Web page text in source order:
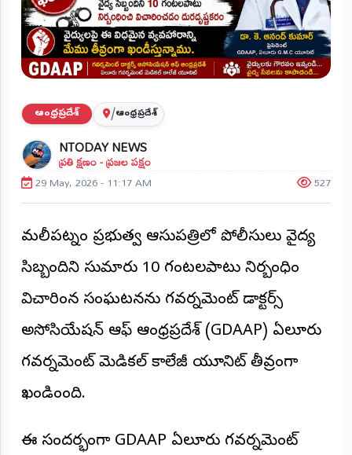
ప్రాంతీయ
వార్తలు
(STATE)
తెలంగాణ
ఆంధ్రప్రదేశ్
ప్రధాన
విభాగాలు
(MAIN)
భక్తి
క్రీడలు
జాతీయం
అంతర్జాతీయం
ఆంధ్రప్రదేశ్ /ఆంధ్రప్రదేశ్
NTODAY NEWS
ప్రతి క్షణం - ప్రజల పక్షం
29 May, 2026 - 11:17 AM 527
మచిలీపట్నం ప్రభుత్వ ఆసుపత్రిలో పోలీసులు వైద్య
సిబ్బందిని సుమారు 10 గంటలపాటు నిర్బంధించి
విచారించిన సంఘటనను గవర్నమెంట్ డాక్టర్స్
అసోసియేషన్ ఆఫ్ ఆంధ్రప్రదేశ్ (GDAAP) ఏలూరు
గవర్నమెంట్ మెడికల్ కాలేజీ యూనిట్ తీవ్రంగా
ఖండించింది.
ఈ సందర్భంగా GDAAP ఏలూరు గవర్నమెంట్